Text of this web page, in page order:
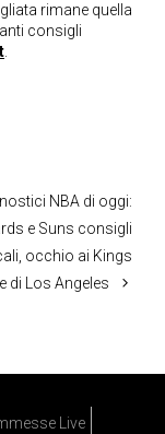
rimane quella
consigli
.
NBA di oggi:
e Suns consigli
occhio ai Kings
di Los Angeles
Live